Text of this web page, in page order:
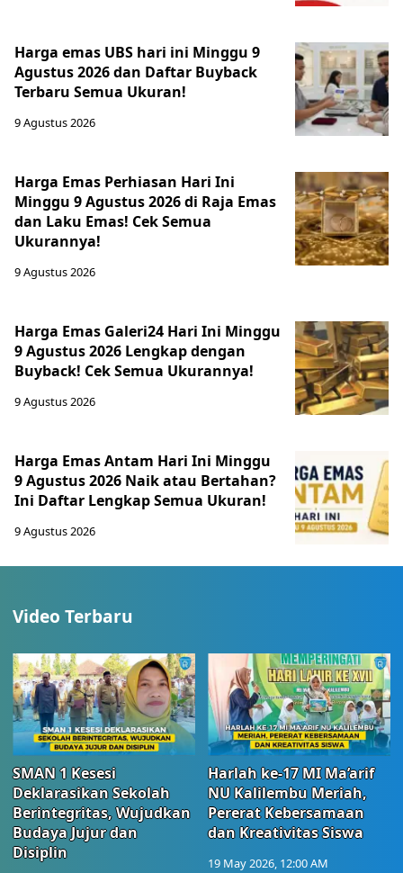
Harga emas UBS hari ini Minggu 9
Agustus 2026 dan Daftar Buyback
Terbaru Semua Ukuran!
9 Agustus 2026
Harga Emas Perhiasan Hari Ini
Minggu 9 Agustus 2026 di Raja Emas
dan Laku Emas! Cek Semua
Ukurannya!
9 Agustus 2026
Harga Emas Galeri24 Hari Ini Minggu
9 Agustus 2026 Lengkap dengan
Buyback! Cek Semua Ukurannya!
9 Agustus 2026
Harga Emas Antam Hari Ini Minggu
9 Agustus 2026 Naik atau Bertahan?
Ini Daftar Lengkap Semua Ukuran!
9 Agustus 2026
Video Terbaru
SMAN 1 Kesesi
Deklarasikan Sekolah
Berintegritas, Wujudkan
Budaya Jujur dan
Disiplin
Harlah ke-17 MI Ma’arif
NU Kalilembu Meriah,
Pererat Kebersamaan
dan Kreativitas Siswa
19 May 2026, 12:00 AM